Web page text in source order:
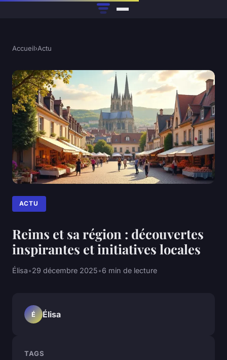
Accueil›Actu
ACTU
Reims et sa région : découvertes
inspirantes et initiatives locales
Élisa•29 décembre 2025•6 min de lecture
É Élisa
TAGS